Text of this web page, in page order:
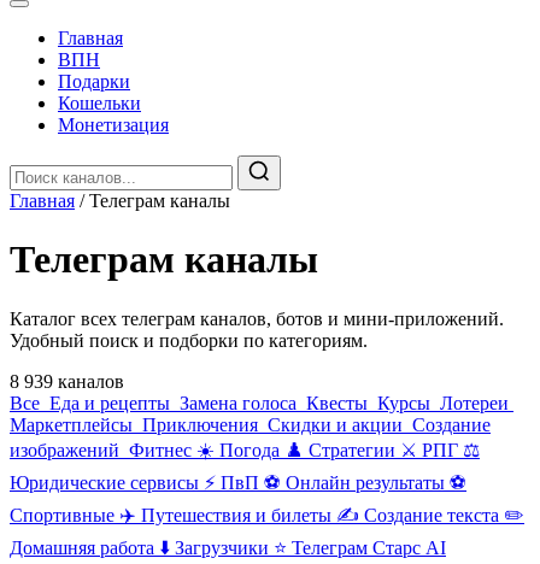
Главная
️ВПН
Подарки
Кошельки
Монетизация
Главная / Телеграм каналы
Телеграм каналы
Каталог всех телеграм каналов, ботов и мини-приложений.
Удобный поиск и подборки по категориям.
8 939 каналов
Все ️ ️Еда и рецепты ️ Замена голоса ️ Квесты ‍ Курсы ️ Лотереи
Маркетплейсы ️ Приключения ️ Скидки и акции ️ Создание
изображений ️ Фитнес ☀️ Погода ♟️ Стратегии ⚔️ РПГ ⚖️
Юридические сервисы ⚡ ПвП ⚽ Онлайн результаты ⚽
Спортивные ✈️ Путешествия и билеты ✍️ Создание текста ✏️
Домашняя работа ⬇️ Загрузчики ⭐ Телеграм Старс AI